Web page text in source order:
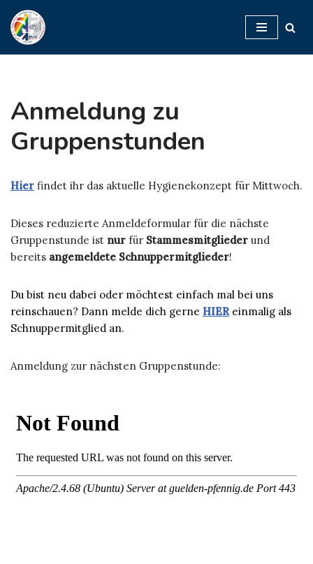
Zum
Inhalt
Anmeldung zu
Gruppenstunden
Hier findet ihr das aktuelle Hygienekonzept für Mittwoch.
Dieses reduzierte Anmeldeformular für die nächste
Gruppenstunde ist nur für Stammesmitglieder und
bereits angemeldete Schnuppermitglieder!
Du bist neu dabei oder möchtest einfach mal bei uns
reinschauen? Dann melde dich gerne HIER einmalig als
Schnuppermitglied an.
Anmeldung zur nächsten Gruppenstunde: